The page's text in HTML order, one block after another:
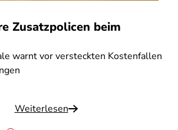
Zusatzpolicen beim
warnt vor versteckten Kostenfallen
Weiterlesen